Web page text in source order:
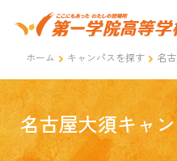
ホーム キャンパスを探す 名
名古屋大須キャ